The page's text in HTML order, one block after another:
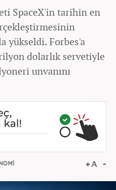
SpaceX'in tarihin en
yükseldi. Forbes'a
dolarlık servetiyle
unvanını